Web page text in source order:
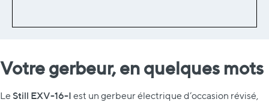
Votre gerbeur, en quelques mots
Le Still EXV-16-I est un gerbeur électrique d’occasion révisé,